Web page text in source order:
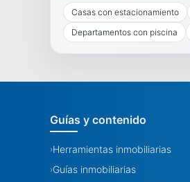
Casas con estacionamiento
Departamentos con piscina
Guías y contenido
›Herramientas inmobiliarias
›Guías inmobiliarias